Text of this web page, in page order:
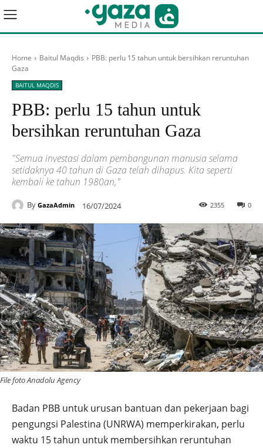
Home Baitul Maqdis
PBB: perlu 15 tahun untuk bersihkan reruntuhan
Gaza
BAITUL MAQDIS
PBB: perlu 15 tahun untuk
bersihkan reruntuhan Gaza
"Semua investasi dalam pembangunan manusia selama
setidaknya 40 tahun di Gaza telah dihapus. Kita seperti
kembali ke tahun 1980an,"
By GazaAdmin 16/07/2024 0
2355
File foto Anadolu Agency
Badan PBB untuk urusan bantuan dan pekerjaan bagi
pengungsi Palestina (UNRWA) memperkirakan, perlu
waktu 15 tahun untuk membersihkan reruntuhan